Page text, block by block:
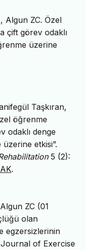
Algun ZC. Özel
çift görev odaklı
üzerine
Taşkıran,
öğrenme
odaklı denge
etkisi”.
5 (2):
.
ZC (01
olan
egzersizlerinin
of Exercise